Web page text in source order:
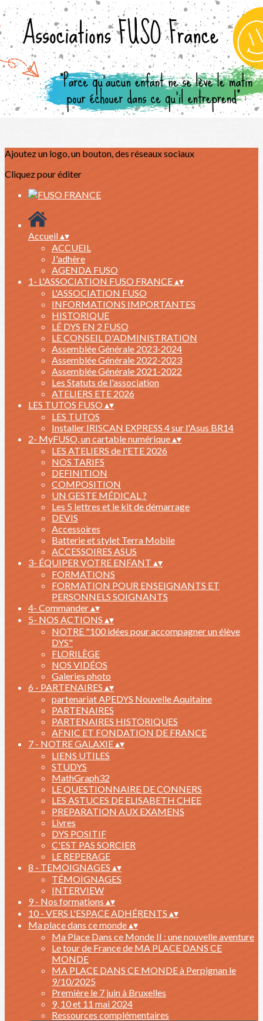
Exporter les lignes sélectionnées
Exporter toutes les colonnes
Exporter uniquement les colonnes affichées
Menu
?>
Images de la page d'accueil
Cliquez pour éditer
Ajoutez un logo, un bouton, des réseaux sociaux
Cliquez pour éditer
Accueil▴▾
ACCUEIL
J'adhère
AGENDA FUSO
1- L'ASSOCIATION FUSO FRANCE▴▾
L'ASSOCIATION FUSO
INFORMATIONS IMPORTANTES
HISTORIQUE
LÉ DYS EN 2 FUSO
LE CONSEIL D'ADMINISTRATION
Assemblée Générale 2023-2024
Assemblée Générale 2022-2023
Assemblée Générale 2021-2022
Les Statuts de l'association
ATELIERS ETE 2026
LES TUTOS FUSO ▴▾
LES TUTOS
Installer IRISCAN EXPRESS 4 sur l'Asus BR14
2- MyFUSO, un cartable numérique▴▾
LES ATELIERS de l'ETE 2026
NOS TARIFS
DEFINITION
COMPOSITION
UN GESTE MÉDICAL ?
Les 5 lettres et le kit de démarrage
DEVIS
Accessoires
Batterie et stylet Terra Mobile
ACCESSOIRES ASUS
3- ÉQUIPER VOTRE ENFANT ▴▾
FORMATIONS
FORMATION POUR ENSEIGNANTS ET
PERSONNELS SOIGNANTS
4- Commander▴▾
5- NOS ACTIONS ▴▾
NOTRE "100 idées pour accompagner un élève
DYS"
FLORILÈGE
NOS VIDÉOS
Galeries photo
6 - PARTENAIRES ▴▾
partenariat APEDYS Nouvelle Aquitaine
PARTENAIRES
PARTENAIRES HISTORIQUES
AFNIC ET FONDATION DE FRANCE
7 - NOTRE GALAXIE▴▾
LIENS UTILES
STUDYS
MathGraph32
LE QUESTIONNAIRE DE CONNERS
LES ASTUCES DE ELISABETH CHEE
PREPARATION AUX EXAMENS
Livres
DYS POSITIF
C'EST PAS SORCIER
LE REPERAGE
8 - TEMOIGNAGES ▴▾
TÉMOIGNAGES
INTERVIEW
9 - Nos formations ▴▾
10 - VERS L'ESPACE ADHÉRENTS ▴▾
Ma place dans ce monde▴▾
Ma Place Dans ce Monde II : une nouvelle aventure
Le tour de France de MA PLACE DANS CE
MONDE
MA PLACE DANS CE MONDE à Perpignan le
9/10/2025
Première le 7 juin à Bruxelles
9, 10 et 11 mai 2024
Ressources complémentaires